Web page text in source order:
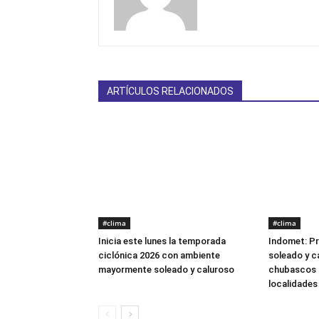
ARTÍCULOS RELACIONADOS
#clima
Inicia este lunes la temporada
ciclónica 2026 con ambiente
mayormente soleado y caluroso
#clima
Indomet:
soleado y
chubascos
localidades